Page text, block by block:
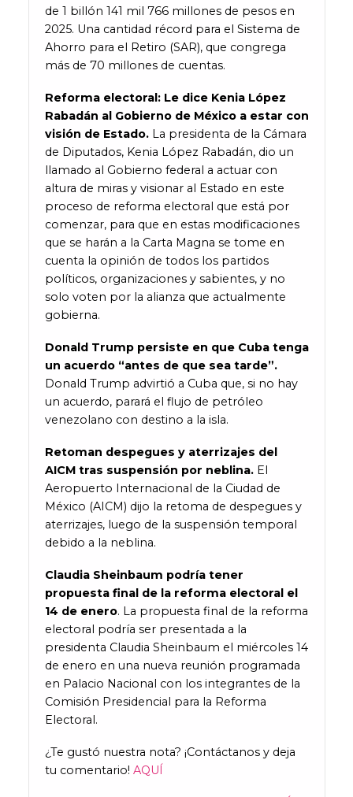
de 1 billón 141 mil 766 millones de pesos en
2025. Una cantidad récord para el Sistema de
Ahorro para el Retiro (SAR), que congrega
más de 70 millones de cuentas.
Reforma electoral: Le dice Kenia López
Rabadán al Gobierno de México a estar con
visión de Estado.La presidenta de la Cámara
de Diputados, Kenia López Rabadán, dio un
llamado al Gobierno federal a actuar con
altura de miras y visionar al Estado en este
proceso de reforma electoral que está por
comenzar, para que en estas modificaciones
que se harán a la Carta Magna se tome en
cuenta la opinión de todos los partidos
políticos, organizaciones y sabientes, y no
solo voten por la alianza que actualmente
gobierna.
Donald Trump persiste en que Cuba tenga
un acuerdo “antes de que sea tarde”.
Donald Trump advirtió a Cuba que, si no hay
un acuerdo, parará el flujo de petróleo
venezolano con destino a la isla.
Retoman despegues y aterrizajes del
AICM tras suspensión por neblina. El
Aeropuerto Internacional de la Ciudad de
México (AICM) dijo la retoma de despegues y
aterrizajes, luego de la suspensión temporal
debido a la neblina.
Claudia Sheinbaum podría tener
propuesta final de la reforma electoral el
14 de enero. La propuesta final de la reforma
electoral podría ser presentada a la
presidenta Claudia Sheinbaum el miércoles 14
de enero en una nueva reunión programada
en Palacio Nacional con los integrantes de la
Comisión Presidencial para la Reforma
Electoral.
¿Te gustó nuestra nota? ¡Contáctanos y deja
tu comentario! AQUÍ